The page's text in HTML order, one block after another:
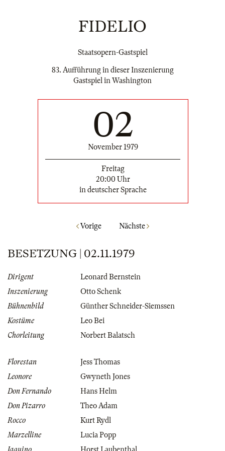
FIDELIO
Staatsopern-Gastspiel
83. Aufführung in dieser Inszenierung
Gastspiel in Washington
02
November 1979
Freitag
20:00 Uhr
in deutscher Sprache
Vorige Nächste
BESETZUNG | 02.11.1979
Dirigent
Leonard Bernstein
Inszenierung
Otto Schenk
Bühnenbild
Günther Schneider-Siemssen
Kostüme
Leo Bei
Chorleitung
Norbert Balatsch
Florestan
Jess Thomas
Leonore
Gwyneth Jones
Don Fernando
Hans Helm
Don Pizarro
Theo Adam
Rocco
Kurt Rydl
Marzelline
Lucia Popp
Jaquino
Horst Laubenthal